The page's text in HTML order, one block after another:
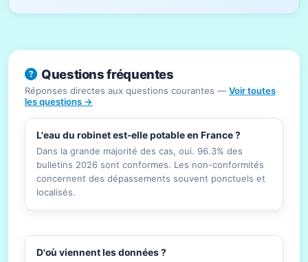
Questions fréquentes
Réponses directes aux questions courantes — Voir toutes
les questions →
L'eau du robinet est-elle potable en France ?
Dans la grande majorité des cas, oui. 96.3% des
bulletins 2026 sont conformes. Les non-conformités
concernent des dépassements souvent ponctuels et
localisés.
D'où viennent les données ?